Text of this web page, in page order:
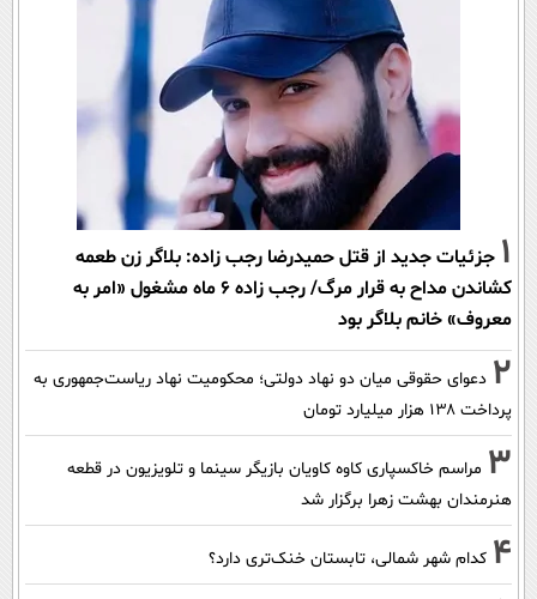
1 جزئیات جدید از قتل حمیدرضا رجب زاده: بلاگر زن طعمه
کشاندن مداح به قرار مرگ/ رجب زاده 6 ماه مشغول «امر به
معروف» خانم بلاگر بود
2 دعوای حقوقی میان دو نهاد دولتی؛ محکومیت نهاد ریاست‌جمهوری به
پرداخت ۱۳۸ هزار میلیارد تومان
3 مراسم خاکسپاری کاوه کاویان بازیگر سینما و تلویزیون در قطعه
هنرمندان بهشت زهرا برگزار شد
4 کدام شهر شمالی، تابستان خنک‌تری دارد؟